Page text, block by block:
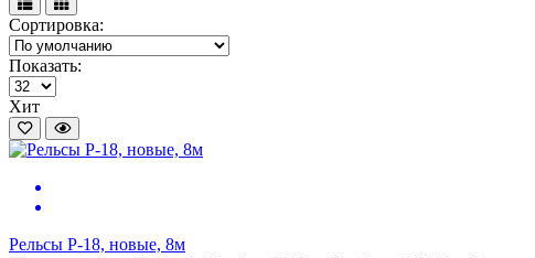
Сортировка:
Показать:
Хит
Рельсы Р-18, новые, 8м